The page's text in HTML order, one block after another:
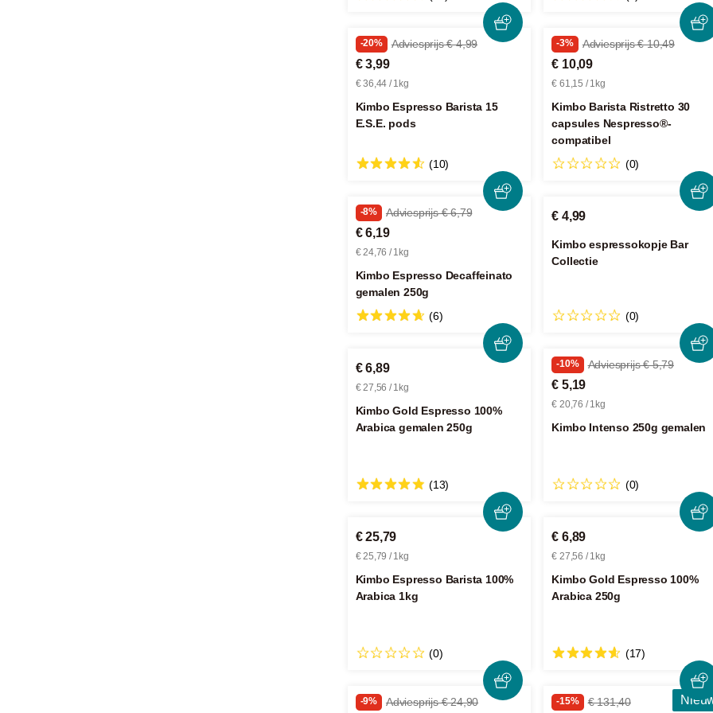
-20% Adviesprijs € 4,99
€ 3,99
€ 36,44 / 1kg
Kimbo Espresso Barista 15
E.S.E. pods
(10)
-3% Adviesprijs € 10,49
€ 10,09
€ 61,15 / 1kg
Kimbo Barista Ristretto 30
capsules Nespresso®-
compatibel
(0)
-8% Adviesprijs € 6,79
€ 6,19
€ 24,76 / 1kg
Kimbo Espresso Decaffeinato
gemalen 250g
(6)
€ 4,99
Kimbo espressokopje Bar
Collectie
(0)
€ 6,89
€ 27,56 / 1kg
Kimbo Gold Espresso 100%
Arabica gemalen 250g
(13)
-10% Adviesprijs € 5,79
€ 5,19
€ 20,76 / 1kg
Kimbo Intenso 250g gemalen
(0)
€ 25,79
€ 25,79 / 1kg
Kimbo Espresso Barista 100%
Arabica 1kg
(0)
€ 6,89
€ 27,56 / 1kg
Kimbo Gold Espresso 100%
Arabica 250g
(17)
-9% Adviesprijs € 24,90 -15% € 131,40